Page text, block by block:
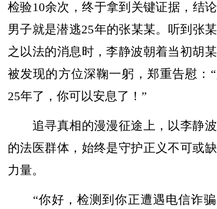
检验10余次，终于拿到关键证据，结
男子就是潜逃25年的张某某。听到张
之以法的消息时，李静波朝着当初胡
被发现的方位深鞠一躬，郑重告慰：
25年了，你可以安息了！”
追寻真相的漫漫征途上，以李静
的法医群体，始终是守护正义不可或
力量。
“你好，检测到你正遭遇电信诈骗